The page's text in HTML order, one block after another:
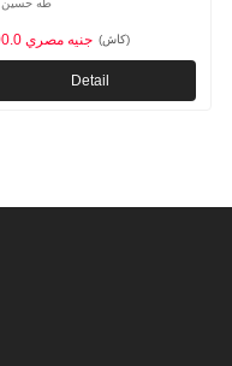
طه حسين
100.0 جنيه مصري (كاش)
Detail